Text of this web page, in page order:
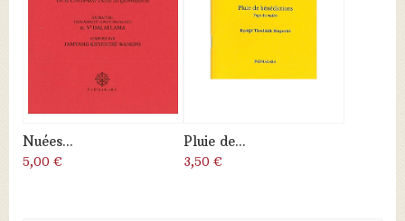
Nuées...
5,00 €
Pluie de...
3,50 €